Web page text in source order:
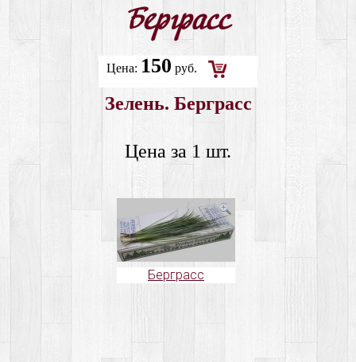
Берграсс
Цена: 150 руб.
Добавить
в
Зелень. Берграсс
Цена за 1 шт.
Берграсс